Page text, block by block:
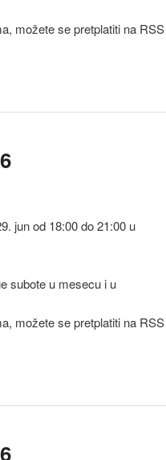
možete se pretplatiti na RSS
jun od 18:00 do 21:00 u
subote u mesecu i u
možete se pretplatiti na RSS